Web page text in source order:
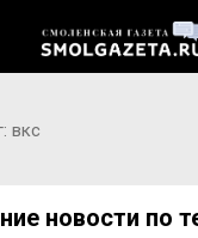
вкс
новости по